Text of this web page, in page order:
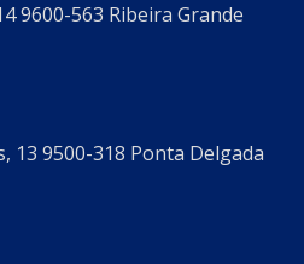
9600-563 Ribeira Grande
13 9500-318 Ponta Delgada